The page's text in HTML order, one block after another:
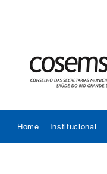
Home Institucional